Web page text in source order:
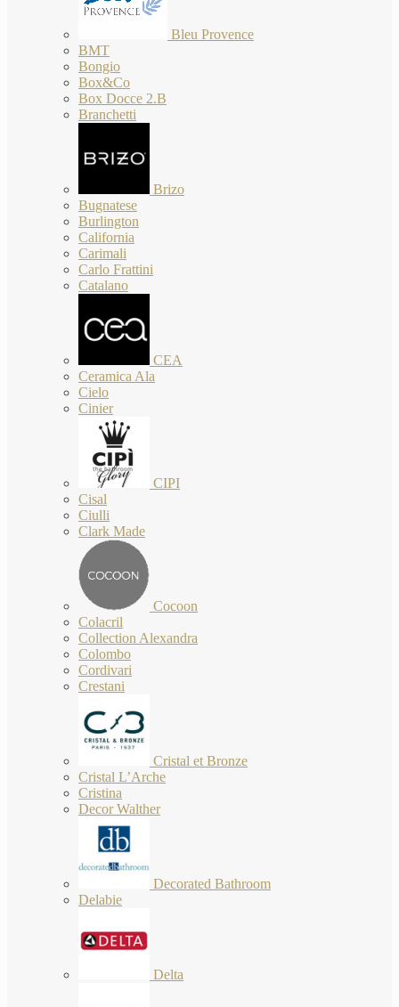
Bleu Provence
BMT
Bongio
Box&Co
Box Docce 2.B
Branchetti
Brizo
Bugnatese
Burlington
California
Carimali
Carlo Frattini
Catalano
CEA
Ceramica Ala
Cielo
Cinier
CIPI
Cisal
Ciulli
Clark Made
Cocoon
Colacril
Collection Alexandra
Colombo
Cordivari
Crestani
Cristal et Bronze
Cristal L’Arche
Cristina
Decor Walther
Decorated Bathroom
Delabie
Delta